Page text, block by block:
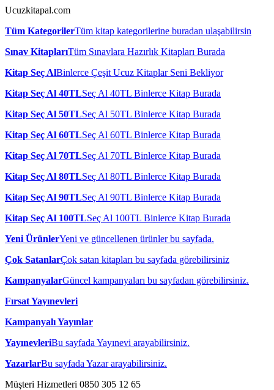
Ucuzkitapal.com
Tüm KategorilerTüm kitap kategorilerine buradan ulaşabilirsin
Sınav KitaplarıTüm Sınavlara Hazırlık Kitapları Burada
Kitap Seç AlBinlerce Çeşit Ucuz Kitaplar Seni Bekliyor
Kitap Seç Al 40TLSeç Al 40TL Binlerce Kitap Burada
Kitap Seç Al 50TLSeç Al 50TL Binlerce Kitap Burada
Kitap Seç Al 60TLSeç Al 60TL Binlerce Kitap Burada
Kitap Seç Al 70TLSeç Al 70TL Binlerce Kitap Burada
Kitap Seç Al 80TLSeç Al 80TL Binlerce Kitap Burada
Kitap Seç Al 90TLSeç Al 90TL Binlerce Kitap Burada
Kitap Seç Al 100TLSeç Al 100TL Binlerce Kitap Burada
Yeni ÜrünlerYeni ve güncellenen ürünler bu sayfada.
Çok SatanlarÇok satan kitapları bu sayfada görebilirsiniz
KampanyalarGüncel kampanyaları bu sayfadan görebilirsiniz.
Fırsat Yayınevleri
Kampanyalı Yayınlar
YayınevleriBu sayfada Yayınevi arayabilirsiniz.
YazarlarBu sayfada Yazar arayabilirsiniz.
Müşteri Hizmetleri 0850 305 12 65